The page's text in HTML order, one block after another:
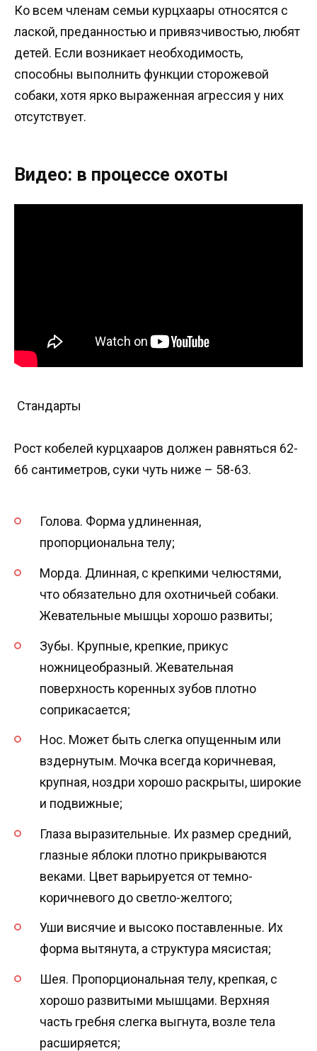
Ко всем членам семьи курцхаары относятся с
лаской, преданностью и привязчивостью, любят
детей. Если возникает необходимость,
способны выполнить функции сторожевой
собаки, хотя ярко выраженная агрессия у них
отсутствует.
Видео: в процессе охоты
Стандарты
Рост кобелей курцхааров должен равняться 62-
66 сантиметров, суки чуть ниже – 58-63.
Голова. Форма удлиненная,
пропорциональна телу;
Морда. Длинная, с крепкими челюстями,
что обязательно для охотничьей собаки.
Жевательные мышцы хорошо развиты;
Зубы. Крупные, крепкие, прикус
ножницеобразный. Жевательная
поверхность коренных зубов плотно
соприкасается;
Нос. Может быть слегка опущенным или
вздернутым. Мочка всегда коричневая,
крупная, ноздри хорошо раскрыты, широкие
и подвижные;
Глаза выразительные. Их размер средний,
глазные яблоки плотно прикрываются
веками. Цвет варьируется от темно-
коричневого до светло-желтого;
Уши висячие и высоко поставленные. Их
форма вытянута, а структура мясистая;
Шея. Пропорциональная телу, крепкая, с
хорошо развитыми мышцами. Верхняя
часть гребня слегка выгнута, возле тела
расширяется;